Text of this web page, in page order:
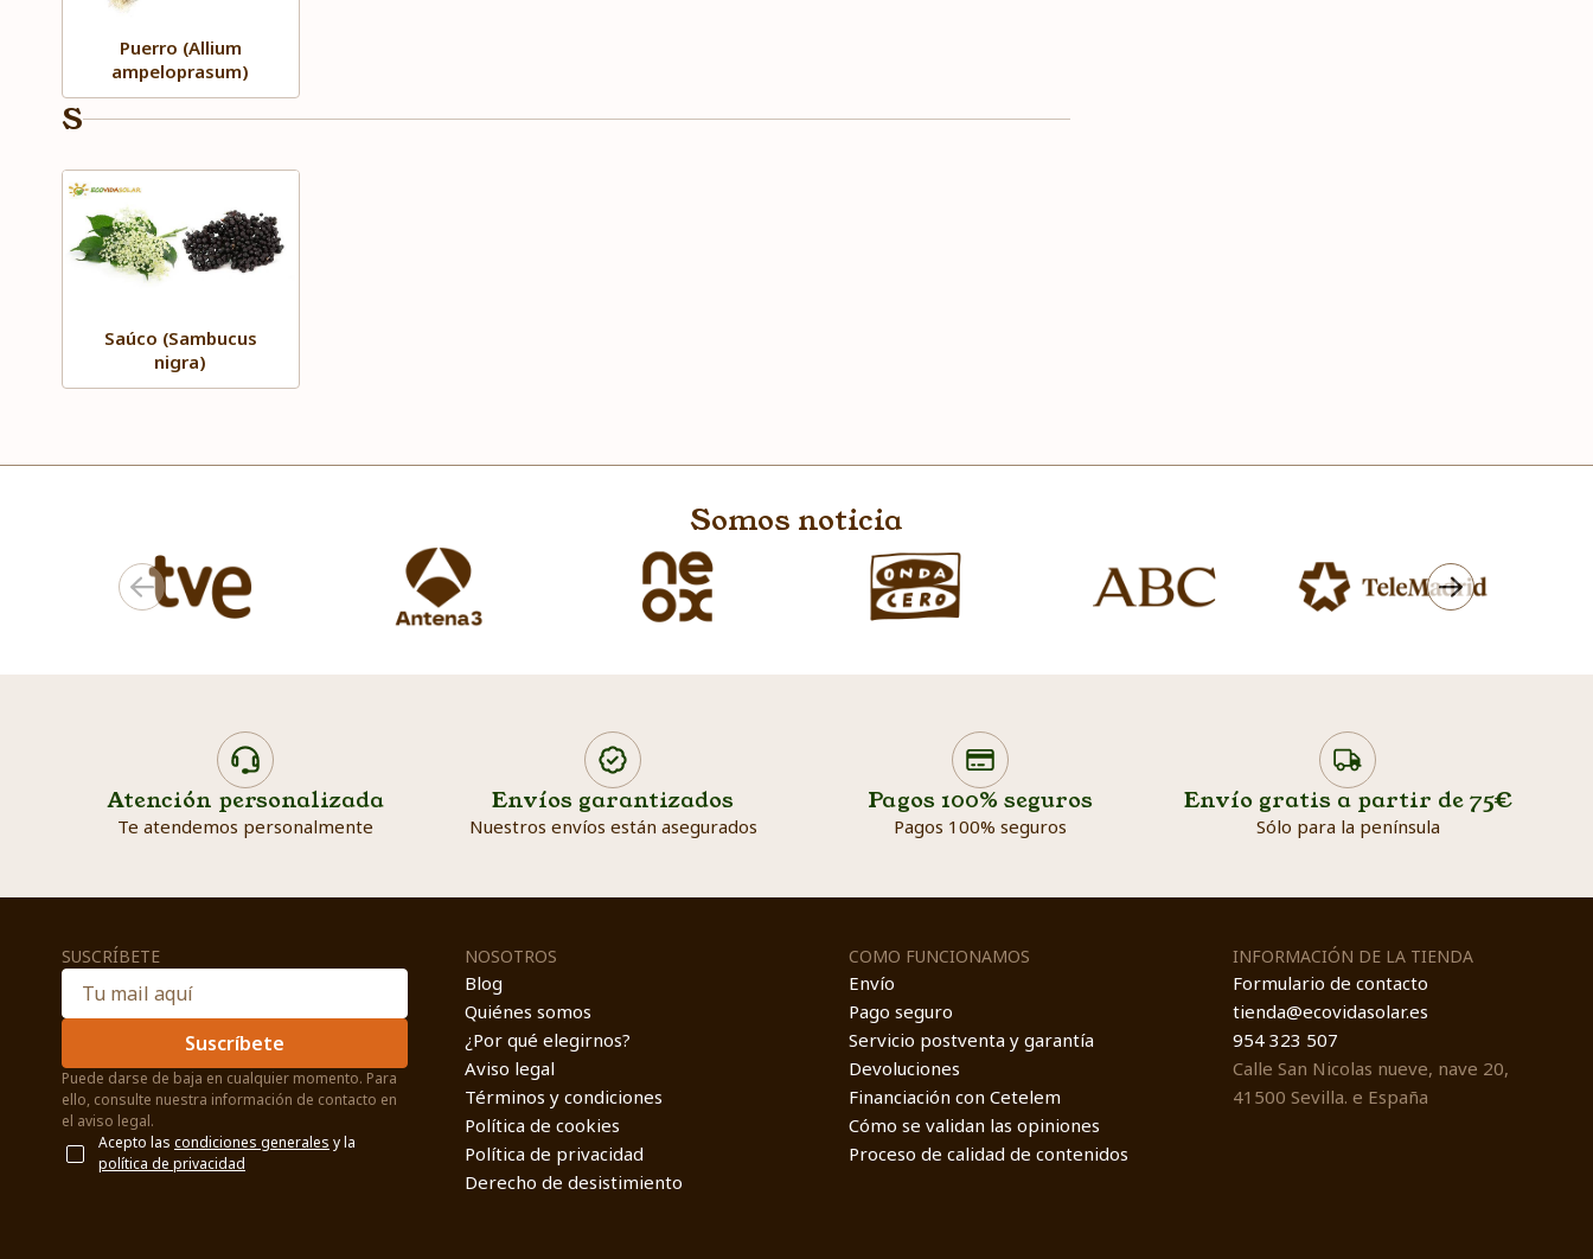
Puerro (Allium
ampeloprasum)
S
Saúco (Sambucus
nigra)
Somos noticia
Atención personalizada
Te atendemos personalmente
Envíos garantizados
Nuestros envíos están asegurados
Pagos 100% seguros
Pagos 100% seguros
Envío gratis a partir de 75€
Sólo para la península
Search products Search
SUSCRÍBETE
Suscríbete
Puede darse de baja en cualquier momento. Para
ello, consulte nuestra información de contacto en
el aviso legal.
Acepto las condiciones generales y la
política de privacidad
NOSOTROS
Blog
Quiénes somos
¿Por qué elegirnos?
Aviso legal
Términos y condiciones
Política de cookies
Política de privacidad
Derecho de desistimiento
COMO FUNCIONAMOS
Envío
Pago seguro
Servicio postventa y garantía
Devoluciones
Financiación con Cetelem
Cómo se validan las opiniones
Proceso de calidad de contenidos
INFORMACIÓN DE LA TIENDA
Formulario de contacto
tienda@ecovidasolar.es
954 323 507
Calle San Nicolas nueve, nave 20,
41500 Sevilla. e España